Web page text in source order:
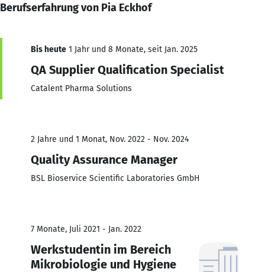
Berufserfahrung von Pia Eckhof
Bis heute 1 Jahr und 8 Monate, seit Jan. 2025
QA Supplier Qualification Specialist
Catalent Pharma Solutions
2 Jahre und 1 Monat, Nov. 2022 - Nov. 2024
Quality Assurance Manager
BSL Bioservice Scientific Laboratories GmbH
7 Monate, Juli 2021 - Jan. 2022
Werkstudentin im Bereich
Mikrobiologie und Hygiene